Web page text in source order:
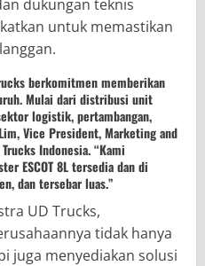
dukungan teknis
untuk memastikan
berkomitmen memberikan
Mulai dari distribusi unit
logistik, pertambangan,
Vice President, Marketing and
Indonesia. “Kami
ESCOT 8L tersedia dan di
dan tersebar luas.”
UD Trucks,
tidak hanya
juga menyediakan solusi